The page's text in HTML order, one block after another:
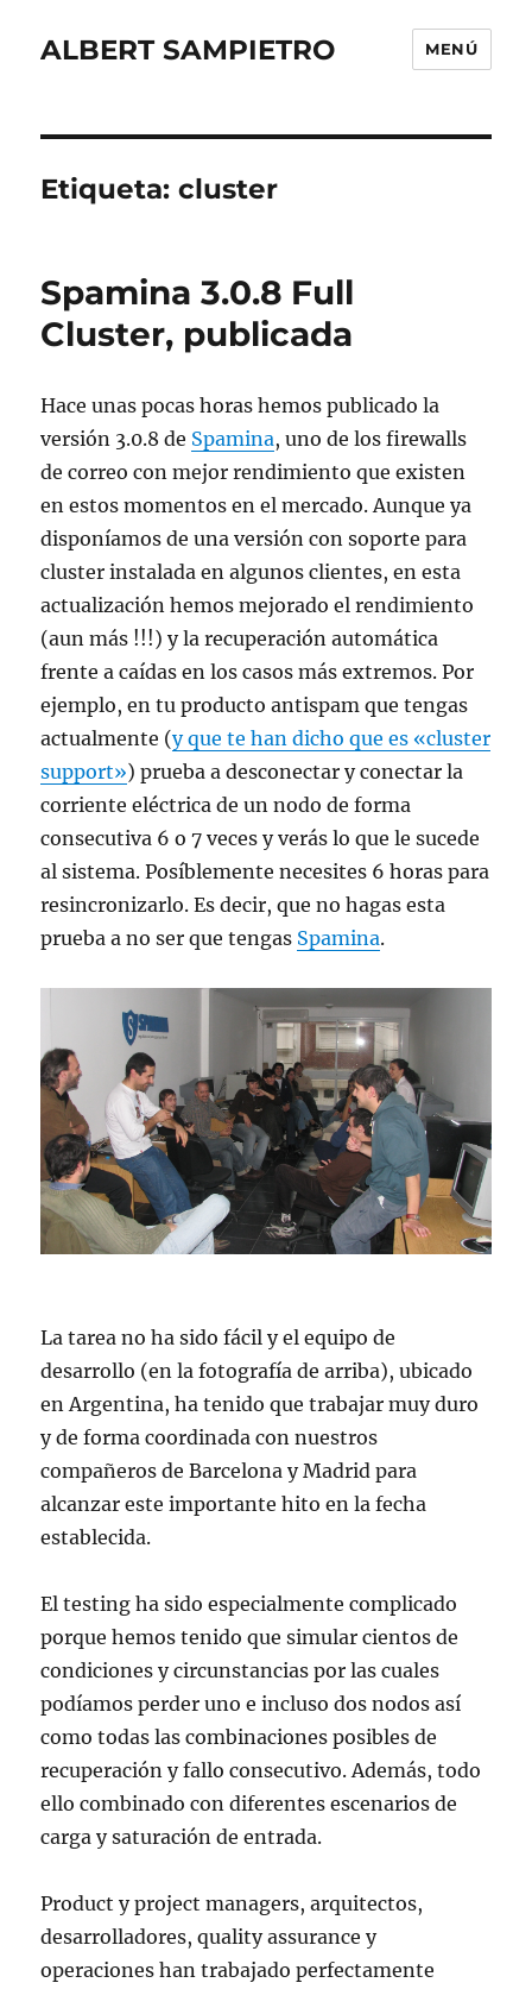
ALBERT SAMPIETRO MENÚ
Etiqueta:cluster
Spamina 3.0.8 Full
Cluster, publicada
Hace unas pocas horas hemos publicado la
versión 3.0.8 de Spamina, uno de los firewalls
de correo con mejor rendimiento que existen
en estos momentos en el mercado. Aunque ya
disponíamos de una versión con soporte para
cluster instalada en algunos clientes, en esta
actualización hemos mejorado el rendimiento
(aun más !!!) y la recuperación automática
frente a caídas en los casos más extremos. Por
ejemplo, en tu producto antispam que tengas
actualmente (y que te han dicho que es «cluster
support») prueba a desconectar y conectar la
corriente eléctrica de un nodo de forma
consecutiva 6 o 7 veces y verás lo que le sucede
al sistema. Posíblemente necesites 6 horas para
resincronizarlo. Es decir, que no hagas esta
prueba a no ser que tengas Spamina.
La tarea no ha sido fácil y el equipo de
desarrollo (en la fotografía de arriba), ubicado
en Argentina, ha tenido que trabajar muy duro
y de forma coordinada con nuestros
compañeros de Barcelona y Madrid para
alcanzar este importante hito en la fecha
establecida.
El testing ha sido especialmente complicado
porque hemos tenido que simular cientos de
condiciones y circunstancias por las cuales
podíamos perder uno e incluso dos nodos así
como todas las combinaciones posibles de
recuperación y fallo consecutivo. Además, todo
ello combinado con diferentes escenarios de
carga y saturación de entrada.
Product y project managers, arquitectos,
desarrolladores, quality assurance y
operaciones han trabajado perfectamente